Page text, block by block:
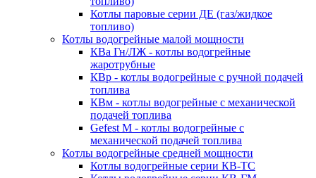
Котлы паровые серии ДЕ (газ/жидкое
топливо)
Котлы водогрейные малой мощности
КВа Гн/ЛЖ - котлы водогрейные
жаротрубные
КВр - котлы водогрейные с ручной подачей
топлива
КВм - котлы водогрейные с механической
подачей топлива
Gefest M - котлы водогрейные с
механической подачей топлива
Котлы водогрейные средней мощности
Котлы водогрейные серии КВ-ТС